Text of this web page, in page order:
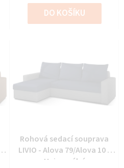
DO KOŠÍKU
Rohová sedací souprava
LIVIO - Alova 79/Alova 10 -
Univerzální